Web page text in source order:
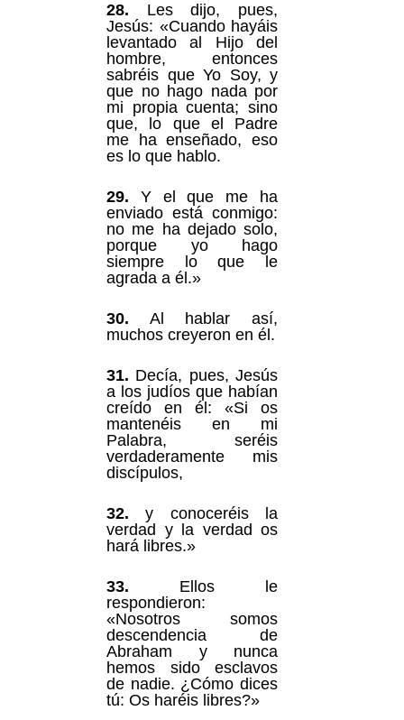
28. Les dijo, pues,
Jesús: «Cuando hayáis
levantado al Hijo del
hombre, entonces
sabréis que Yo Soy, y
que no hago nada por
mi propia cuenta; sino
que, lo que el Padre
me ha enseñado, eso
es lo que hablo.
29. Y el que me ha
enviado está conmigo:
no me ha dejado solo,
porque yo hago
siempre lo que le
agrada a él.»
30. Al hablar así,
muchos creyeron en él.
31. Decía, pues, Jesús
a los judíos que habían
creído en él: «Si os
mantenéis en mi
Palabra, seréis
verdaderamente mis
discípulos,
32. y conoceréis la
verdad y la verdad os
hará libres.»
33. Ellos le
respondieron:
«Nosotros somos
descendencia de
Abraham y nunca
hemos sido esclavos
de nadie. ¿Cómo dices
tú: Os haréis libres?»